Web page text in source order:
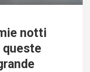
notti
queste